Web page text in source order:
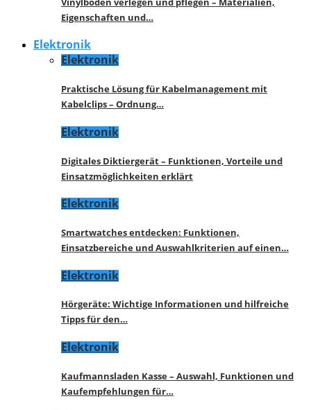
Eigenschaften und…
Elektronik
Elektronik
Praktische Lösung für Kabelmanagement mit
Kabelclips – Ordnung…
Elektronik
Digitales Diktiergerät – Funktionen, Vorteile und
Einsatzmöglichkeiten erklärt
Elektronik
Smartwatches entdecken: Funktionen,
Einsatzbereiche und Auswahlkriterien auf einen…
Elektronik
Hörgeräte: Wichtige Informationen und hilfreiche
Tipps für den…
Elektronik
Kaufmannsladen Kasse – Auswahl, Funktionen und
Kaufempfehlungen für…